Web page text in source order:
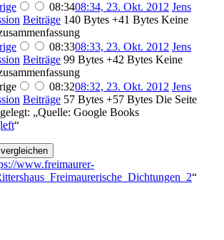
08:3408:34, 23. Okt. 2012 Jens
Beiträge 140 Bytes +41 Bytes Keine
08:3308:33, 23. Okt. 2012 Jens
Beiträge 99 Bytes +42 Bytes Keine
08:3208:32, 23. Okt. 2012 Jens
Beiträge 57 Bytes +57 Bytes Die Seite
„Quelle: Google Books
“
www.freimaurer-
“